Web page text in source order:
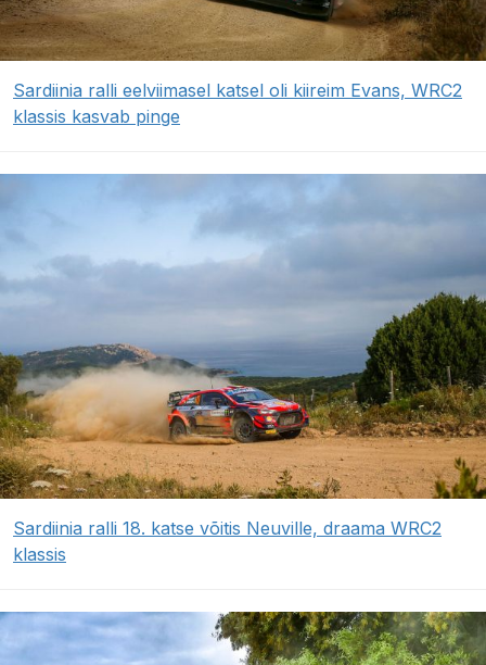
Sardiinia ralli eelviimasel katsel oli kiireim Evans, WRC2
klassis kasvab pinge
Sardiinia ralli 18. katse võitis Neuville, draama WRC2
klassis